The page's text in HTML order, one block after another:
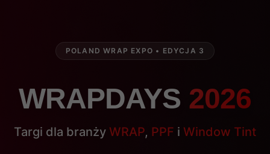
POLAND WRAP EXPO • EDYCJA 3
WRAPDAYS 2026
Targi dla branży WRAP, PPF i Window Tint